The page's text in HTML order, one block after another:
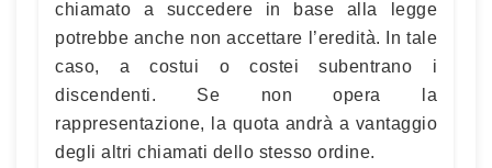
chiamato a succedere in base alla legge
potrebbe anche non accettare l’eredità. In tale
caso, a costui o costei subentrano i
discendenti. Se non opera la
rappresentazione, la quota andrà a vantaggio
degli altri chiamati dello stesso ordine.